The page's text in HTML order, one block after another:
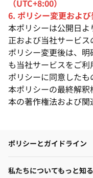
（UTC+8:00）
6. ポリシー変更およ
本ポリシーは公開日
正および当社サービス
ポリシー変更後は、
も当社サービスをご
ポリシーに同意したも
本ポリシーの最終解
本の著作権法および関
ポリシーとガイドライン
私たちについてもっと知る